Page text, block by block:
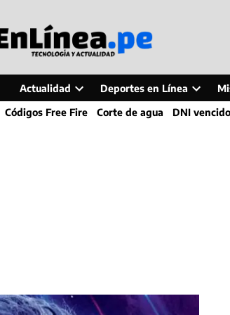
Actualidad
Open
dropdown
Deportes en Línea
Open
dropdown
Códigos Free Fire Corte de agua DNI vencido